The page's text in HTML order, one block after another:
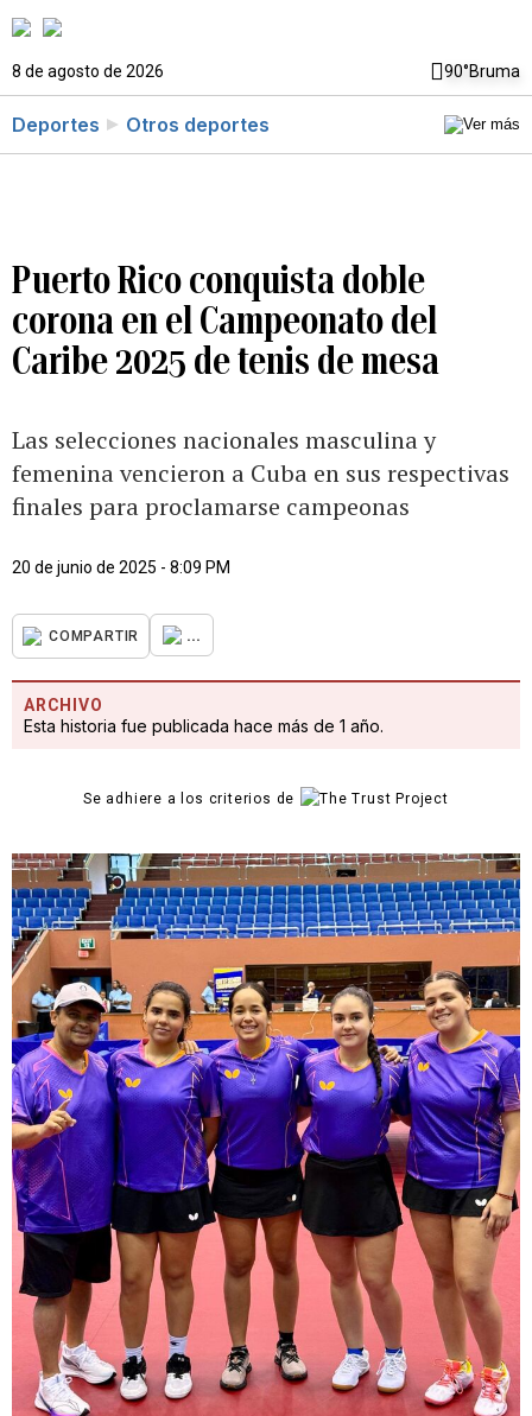
8 de agosto de 2026 90°Bruma
Deportes Otros deportes
Puerto Rico conquista doble
corona en el Campeonato del
Caribe 2025 de tenis de mesa
Las selecciones nacionales masculina y
femenina vencieron a Cuba en sus respectivas
finales para proclamarse campeonas
20 de junio de 2025 - 8:09 PM
COMPARTIR ...
ARCHIVO
Esta historia fue publicada hace más de 1 año.
Se adhiere a los criterios de